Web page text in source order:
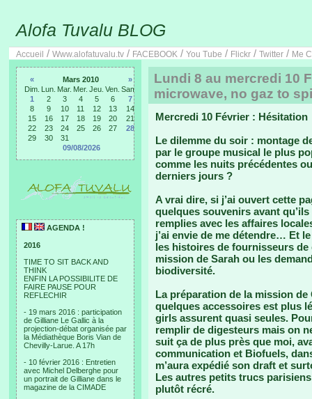
Alofa Tuvalu BLOG
Accueil / Www.alofatuvalu.tv / FACEBOOK / You Tube / Flickr / Twitter / Me
« Mars 2010
»
Dim. Lun. Mar. Mer. Jeu. Ven. Sam.
1
2 3 4 5 6
7
8
9 10 11 12 13
14
15
16 17 18 19 20
21
22
23 24 25 26 27
28
29
30
31
09/08/2026
AGENDA !
2016
TIME TO SIT BACK AND
THINK
ENFIN LA POSSIBILITE DE
FAIRE PAUSE POUR
REFLECHIR
- 19 mars 2016 : participation
de Gilliane Le Gallic à la
projection-débat organisée par
la Médiathèque Boris Vian de
Chevilly-Larue. A 17h
- 10 février 2016 : Entretien
avec Michel Delberghe pour
un portrait de Gilliane dans le
magazine de la CIMADE
Lundi 8 au mercredi 10
microwave, no gaz to
Mercredi 10 Février : Hésitation
Le dilemme du soir : montage
par le groupe musical le plus
comme les nuits précédentes
derniers jours ?
A vrai dire, si j’ai ouvert cette
quelques souvenirs avant
remplies avec les affaires
j’ai envie de me détendre… Et
les histoires de fournisseurs
mission de Sarah ou les
biodiversité.
La préparation de la mission
quelques accessoires est plus
girls assurent quasi seules.
remplir de digesteurs mais on
suit ça de plus près que moi,
communication et Biofuels,
m’aura expédié son draft et
Les autres petits trucs
plutôt récré.